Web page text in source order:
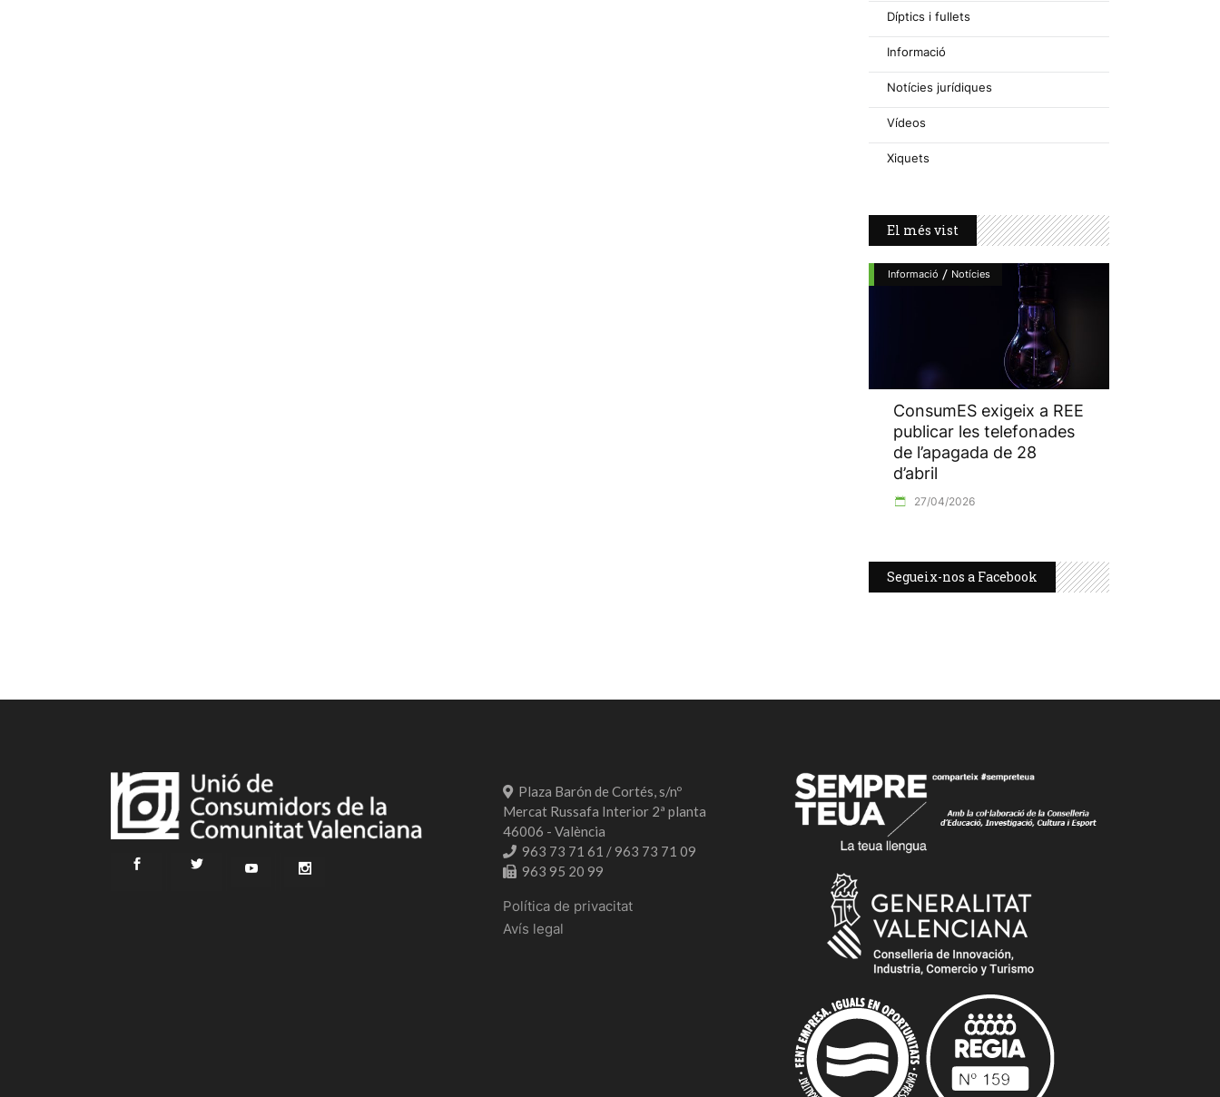
Díptics i fullets
Informació
Notícies jurídiques
Vídeos
Xiquets
El més vist
Informació / Notícies
ConsumES exigeix a REE
publicar les telefonades
de l’apagada de 28
d’abril
27/04/2026
Segueix-nos a Facebook
Plaza Barón de Cortés, s/nº
Mercat Russafa Interior 2ª planta
46006 - València
963 73 71 61 / 963 73 71 09
963 95 20 99
Política de privacitat
Avís legal